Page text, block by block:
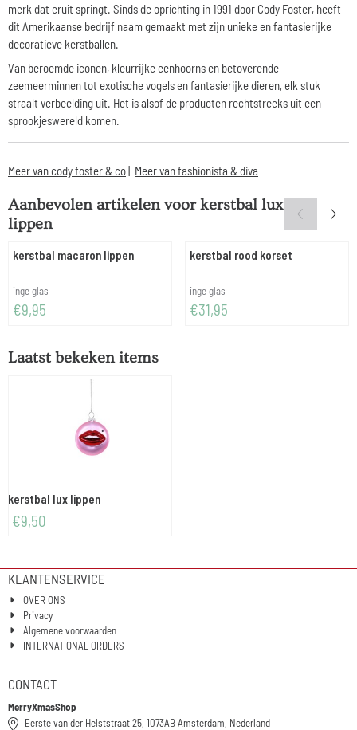
merk dat eruit springt. Sinds de oprichting in 1991 door Cody Foster, heeft
dit Amerikaanse bedrijf naam gemaakt met zijn unieke en fantasierijke
decoratieve kerstballen.
Van beroemde iconen, kleurrijke eenhoorns en betoverende
zeemeerminnen tot exotische vogels en fantasierijke dieren, elk stuk
straalt verbeelding uit. Het is alsof de producten rechtstreeks uit een
sprookjeswereld komen.
Meer van cody foster & co| Meer van fashionista & diva
Aanbevolen artikelen voorkerstbal lux
lippen
kerstbal macaron lippen
Merk:
inge glas
Prijs: 9,95
€9,95
kerstbal rood korset
Merk:
inge glas
Prijs: 31,95
€31,95
Laatst bekeken items
kerstbal lux lippen
€9,50
KLANTENSERVICE
OVER ONS
Privacy
Algemene voorwaarden
INTERNATIONAL ORDERS
CONTACT
MerryXmasShop
Eerste van der Helststraat 25, 1073AB Amsterdam, Nederland